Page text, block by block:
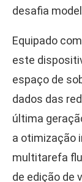
desafia
Equipado
este
espaço de
dados das
última
a otimização
multitarefa
de edição de